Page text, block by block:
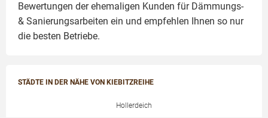
Bewertungen der ehemaligen Kunden für Dämmungs-
& Sanierungsarbeiten ein und empfehlen Ihnen so nur
die besten Betriebe.
STÄDTE IN DER NÄHE VON KIEBITZREIHE
Hollerdeich